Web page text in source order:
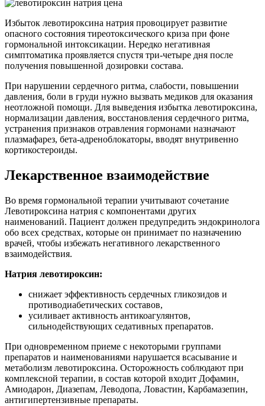
Избыток левотироксина натрия провоцирует развитие
опасного состояния тиреотоксического криза при фоне
гормональной интоксикации. Нередко негативная
симптоматика проявляется спустя три-четыре дня после
получения повышенной дозировки состава.
При нарушении сердечного ритма, слабости, повышении
давления, боли в груди нужно вызвать медиков для оказания
неотложной помощи. Для выведения избытка левотироксина,
нормализации давления, восстановления сердечного ритма,
устранения признаков отравления гормонами назначают
плазмафарез, бета-адреноблокаторы, вводят внутривенно
кортикостероиды.
Лекарственное взаимодействие
Во время гормональной терапии учитывают сочетание
Левотироксина натрия с компонентами других
наименований. Пациент должен предупредить эндокринолога
обо всех средствах, которые он принимает по назначению
врачей, чтобы избежать негативного лекарственного
взаимодействия.
Натрия левотироксин:
снижает эффективность сердечных гликозидов и
противодиабетических составов,
усиливает активность антикоагулянтов,
сильнодействующих седативных препаратов.
При одновременном приеме с некоторыми группами
препаратов и наименованиями нарушается всасывание и
метаболизм левотироксина. Осторожность соблюдают при
комплексной терапии, в состав которой входит Дофамин,
Амиодарон, Диазепам, Леводопа, Ловастин, Карбамазепин,
антигипертензивные препараты.